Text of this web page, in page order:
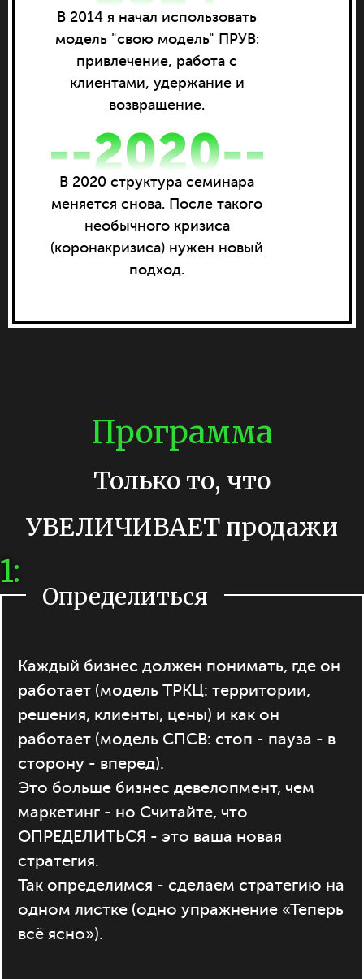
В 2014 я начал использовать
модель "свою модель" ПРУВ:
привлечение, работа с
клиентами, удержание и
возвращение.
В 2020 структура семинара
меняется снова. После такого
необычного кризиса
(коронакризиса) нужен новый
подход.
Программа
Только то, что
УВЕЛИЧИВАЕТ продажи
1:
Определиться
Каждый бизнес должен понимать, где он
работает (модель ТРКЦ: территории,
решения, клиенты, цены) и как он
работает (модель СПСВ: стоп - пауза - в
сторону - вперед).
Это больше бизнес девелопмент, чем
маркетинг - но Считайте, что
ОПРЕДЕЛИТЬСЯ - это ваша новая
стратегия.
Так определимся - сделаем стратегию на
одном листке (одно упражнение «Теперь
всё ясно»).